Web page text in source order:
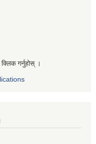
गर्नुहोस् ।